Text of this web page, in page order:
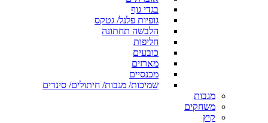
בגדי גוף
גופיות פלנל/ גטקס
הלבשה תחתונה
חליפות
כובעים
מארזים
מכנסיים
שמיכות/ מגבות/ חיתולים/ סינרים
מגבות
משחקים
קיץ